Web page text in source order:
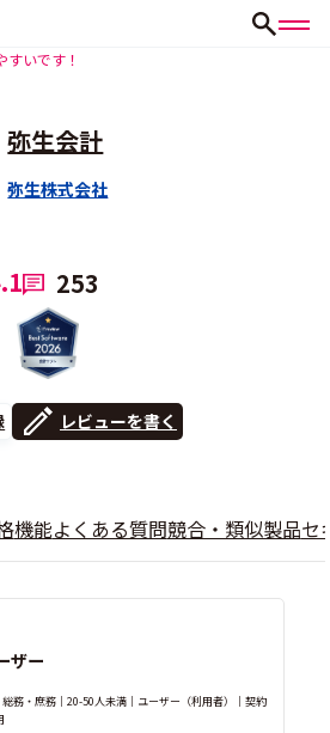
すいです！
弥生会計
弥生株式会社
253
レビューを書く
機能よくある質問競合・類似製品セ
ザー
務・庶務｜20-50人未満｜ユーザー（利用者）｜契約